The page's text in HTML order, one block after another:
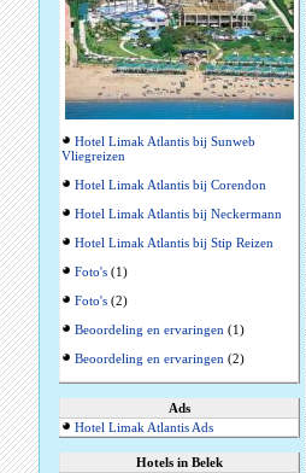
Hotel Limak Atlantis bij Sunweb
Vliegreizen
Hotel Limak Atlantis bij Corendon
Hotel Limak Atlantis bij Neckermann
Hotel Limak Atlantis bij Stip Reizen
Foto's (1)
Foto's (2)
Beoordeling en ervaringen (1)
Beoordeling en ervaringen (2)
Ads
Hotel Limak Atlantis Ads
Hotels in Belek